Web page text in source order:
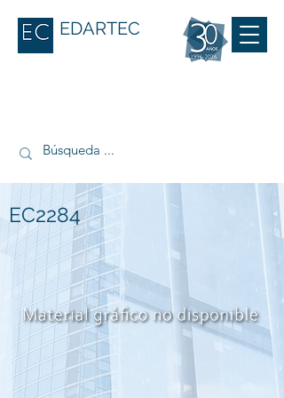
EDARTEC
EC2284